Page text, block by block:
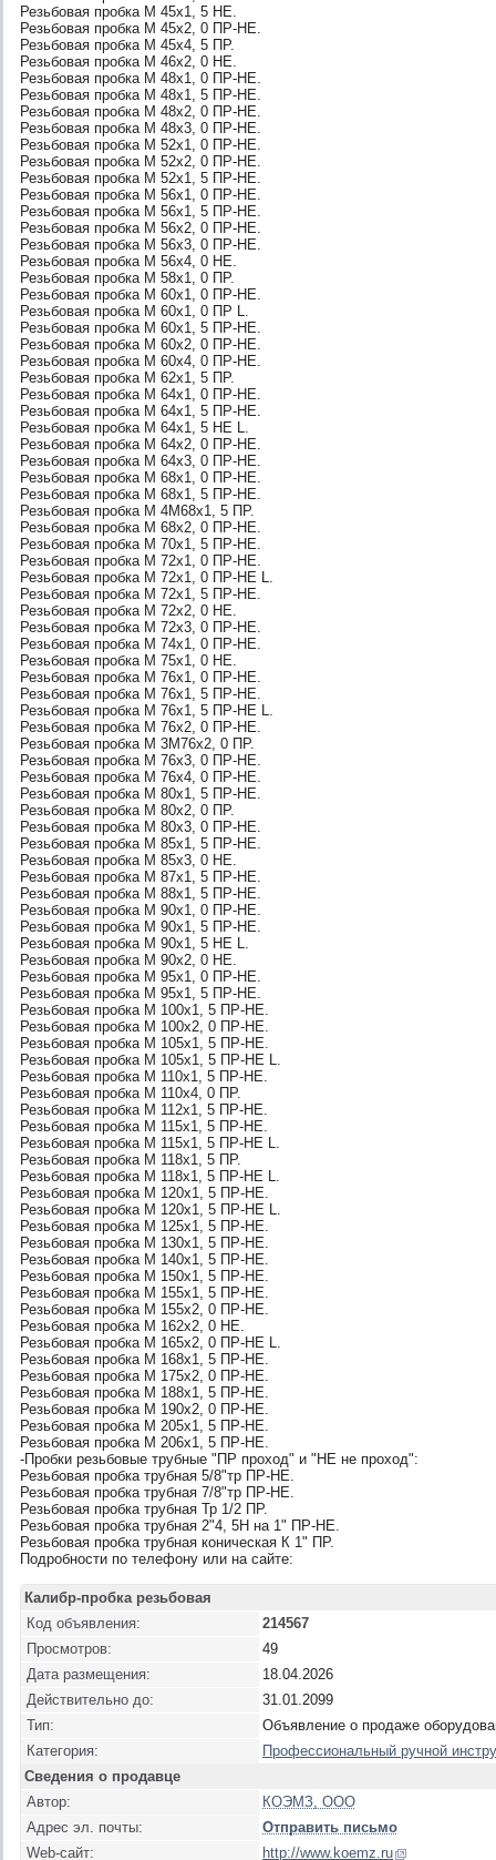
Резьбовая пробка М 45х1, 5 НЕ.
Резьбовая пробка М 45х2, 0 ПР-НЕ.
Резьбовая пробка М 45х4, 5 ПР.
Резьбовая пробка М 46х2, 0 НЕ.
Резьбовая пробка М 48х1, 0 ПР-НЕ.
Резьбовая пробка М 48х1, 5 ПР-НЕ.
Резьбовая пробка М 48х2, 0 ПР-НЕ.
Резьбовая пробка М 48х3, 0 ПР-НЕ.
Резьбовая пробка М 52х1, 0 ПР-НЕ.
Резьбовая пробка М 52х2, 0 ПР-НЕ.
Резьбовая пробка М 52х1, 5 ПР-НЕ.
Резьбовая пробка М 56х1, 0 ПР-НЕ.
Резьбовая пробка М 56х1, 5 ПР-НЕ.
Резьбовая пробка М 56х2, 0 ПР-НЕ.
Резьбовая пробка М 56х3, 0 ПР-НЕ.
Резьбовая пробка М 56х4, 0 НЕ.
Резьбовая пробка М 58х1, 0 ПР.
Резьбовая пробка М 60х1, 0 ПР-НЕ.
Резьбовая пробка М 60х1, 0 ПР L.
Резьбовая пробка М 60х1, 5 ПР-НЕ.
Резьбовая пробка М 60х2, 0 ПР-НЕ.
Резьбовая пробка М 60х4, 0 ПР-НЕ.
Резьбовая пробка М 62х1, 5 ПР.
Резьбовая пробка М 64х1, 0 ПР-НЕ.
Резьбовая пробка М 64х1, 5 ПР-НЕ.
Резьбовая пробка М 64х1, 5 НЕ L.
Резьбовая пробка М 64х2, 0 ПР-НЕ.
Резьбовая пробка М 64х3, 0 ПР-НЕ.
Резьбовая пробка М 68х1, 0 ПР-НЕ.
Резьбовая пробка М 68х1, 5 ПР-НЕ.
Резьбовая пробка М 4М68х1, 5 ПР.
Резьбовая пробка М 68х2, 0 ПР-НЕ.
Резьбовая пробка М 70х1, 5 ПР-НЕ.
Резьбовая пробка М 72х1, 0 ПР-НЕ.
Резьбовая пробка М 72х1, 0 ПР-НЕ L.
Резьбовая пробка М 72х1, 5 ПР-НЕ.
Резьбовая пробка М 72х2, 0 НЕ.
Резьбовая пробка М 72х3, 0 ПР-НЕ.
Резьбовая пробка М 74х1, 0 ПР-НЕ.
Резьбовая пробка М 75х1, 0 НЕ.
Резьбовая пробка М 76х1, 0 ПР-НЕ.
Резьбовая пробка М 76х1, 5 ПР-НЕ.
Резьбовая пробка М 76х1, 5 ПР-НЕ L.
Резьбовая пробка М 76х2, 0 ПР-НЕ.
Резьбовая пробка М 3М76х2, 0 ПР.
Резьбовая пробка М 76х3, 0 ПР-НЕ.
Резьбовая пробка М 76х4, 0 ПР-НЕ.
Резьбовая пробка М 80х1, 5 ПР-НЕ.
Резьбовая пробка М 80х2, 0 ПР.
Резьбовая пробка М 80х3, 0 ПР-НЕ.
Резьбовая пробка М 85х1, 5 ПР-НЕ.
Резьбовая пробка М 85х3, 0 НЕ.
Резьбовая пробка М 87х1, 5 ПР-НЕ.
Резьбовая пробка М 88х1, 5 ПР-НЕ.
Резьбовая пробка М 90х1, 0 ПР-НЕ.
Резьбовая пробка М 90х1, 5 ПР-НЕ.
Резьбовая пробка М 90х1, 5 НЕ L.
Резьбовая пробка М 90х2, 0 НЕ.
Резьбовая пробка М 95х1, 0 ПР-НЕ.
Резьбовая пробка М 95х1, 5 ПР-НЕ.
Резьбовая пробка М 100х1, 5 ПР-НЕ.
Резьбовая пробка М 100х2, 0 ПР-НЕ.
Резьбовая пробка М 105х1, 5 ПР-НЕ.
Резьбовая пробка М 105х1, 5 ПР-НЕ L.
Резьбовая пробка М 110х1, 5 ПР-НЕ.
Резьбовая пробка М 110х4, 0 ПР.
Резьбовая пробка М 112х1, 5 ПР-НЕ.
Резьбовая пробка М 115х1, 5 ПР-НЕ.
Резьбовая пробка М 115х1, 5 ПР-НЕ L.
Резьбовая пробка М 118х1, 5 ПР.
Резьбовая пробка М 118х1, 5 ПР-НЕ L.
Резьбовая пробка М 120х1, 5 ПР-НЕ.
Резьбовая пробка М 120х1, 5 ПР-НЕ L.
Резьбовая пробка М 125х1, 5 ПР-НЕ.
Резьбовая пробка М 130х1, 5 ПР-НЕ.
Резьбовая пробка М 140х1, 5 ПР-НЕ.
Резьбовая пробка М 150х1, 5 ПР-НЕ.
Резьбовая пробка М 155х1, 5 ПР-НЕ.
Резьбовая пробка М 155х2, 0 ПР-НЕ.
Резьбовая пробка М 162х2, 0 НЕ.
Резьбовая пробка М 165х2, 0 ПР-НЕ L.
Резьбовая пробка М 168х1, 5 ПР-НЕ.
Резьбовая пробка М 175х2, 0 ПР-НЕ.
Резьбовая пробка М 188х1, 5 ПР-НЕ.
Резьбовая пробка М 190х2, 0 ПР-НЕ.
Резьбовая пробка М 205х1, 5 ПР-НЕ.
Резьбовая пробка М 206х1, 5 ПР-НЕ.
-Пробки резьбовые трубные "ПР проход" и "НЕ не проход":
Резьбовая пробка трубная 5/8"тр ПР-НЕ.
Резьбовая пробка трубная 7/8"тр ПР-НЕ.
Резьбовая пробка трубная Тр 1/2 ПР.
Резьбовая пробка трубная 2"4, 5Н на 1" ПР-НЕ.
Резьбовая пробка трубная коническая К 1" ПР.
Подробности по телефону или на сайте:
Калибр-пробка резьбовая
Код объявления:
214567
Просмотров:
49
Дата размещения:
18.04.2026
Действительно до:
31.01.2099
Тип:
Объявление о продаже
Категория:
Профессиональный ручной
Сведения о продавце
Автор:
КОЭМЗ, ООО
Адрес эл. почты:
Отправить письмо
Web-сайт:
http://www.koemz.ru